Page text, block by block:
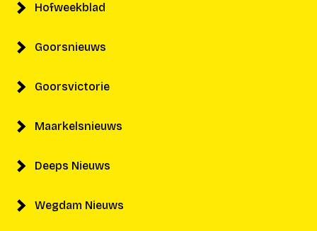
Hofweekblad
Goorsnieuws
Goorsvictorie
Maarkelsnieuws
Deeps Nieuws
Wegdam Nieuws